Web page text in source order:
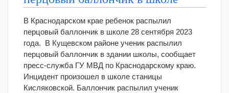
будут
мужчину,
задавил
мужчину
и
ребенка
В Краснодарском крае ребенок распылил
перцовый баллончик в школе 28 сентября 2023
года. В Кущевском районе ученик распылил
перцовый баллончик в здании школы, сообщает
пресс-служба ГУ МВД по Краснодарскому краю.
Инцидент произошел в школе станицы
Кисляковской. Баллончик распылил ученик